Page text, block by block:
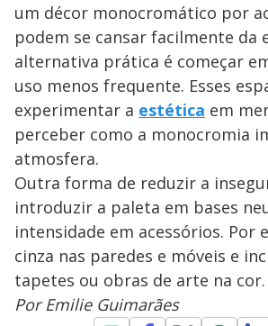
um décor monocromático por
podem se cansar facilmente da
alternativa prática é começar
uso menos frequente. Esses
experimentar a estética em
perceber como a monocromia
atmosfera.
Outra forma de reduzir a
introduzir a paleta em bases
intensidade em acessórios. Por
cinza nas paredes e móveis e
tapetes ou obras de arte na cor.
Por Emilie Guimarães